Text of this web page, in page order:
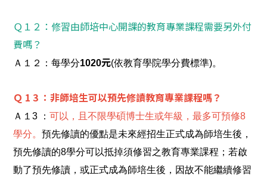
Ｑ１２：修習由師培中心開課的教育專業課程需要另外付
費嗎？
Ａ１２：每學分1020元(依教育學院學分費標準)。
Ｑ 1 3 ：非師培生可以預先修讀教育專業課程嗎？
Ａ１3 ：可以，且不限學碩博士生或年級，最多可預修8
學分。預先修讀的優點是未來經招生正式成為師培生後，
預先修讀的8學分可以抵掉須修習之教育專業課程；若啟
動了預先修讀，或正式成為師培生後，因故不能繼續修習